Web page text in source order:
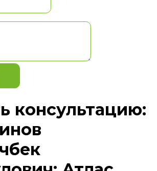
консультацию: